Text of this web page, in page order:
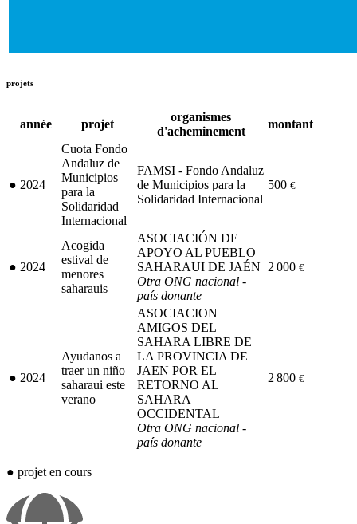
projets
année projet
organismes
d'acheminement
montant
● 2024
Cuota Fondo
Andaluz de
Municipios
para la
Solidaridad
Internacional
FAMSI - Fondo Andaluz
de Municipios para la
Solidaridad Internacional
500 €
● 2024
Acogida
estival de
menores
saharauis
ASOCIACIÓN DE
APOYO AL PUEBLO
SAHARAUI DE JAÉN
Otra ONG nacional -
país donante
2 000 €
● 2024
Ayudanos a
traer un niño
saharaui este
verano
ASOCIACION
AMIGOS DEL
SAHARA LIBRE DE
LA PROVINCIA DE
JAEN POR EL
RETORNO AL
SAHARA
OCCIDENTAL
Otra ONG nacional -
país donante
2 800 €
● projet en cours